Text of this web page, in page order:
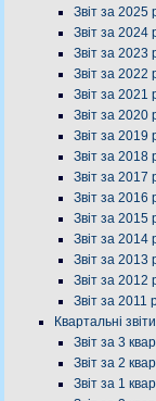
Звіт за 2025
Звіт за 2024
Звіт за 2023
Звіт за 2022
Звіт за 2021
Звіт за 2020
Звіт за 2019
Звіт за 2018
Звіт за 2017
Звіт за 2016
Звіт за 2015
Звіт за 2014
Звіт за 2013
Звіт за 2012
Звіт за 2011
Квартальні звіти
Звіт за 3
Звіт за 2
Звіт за 1